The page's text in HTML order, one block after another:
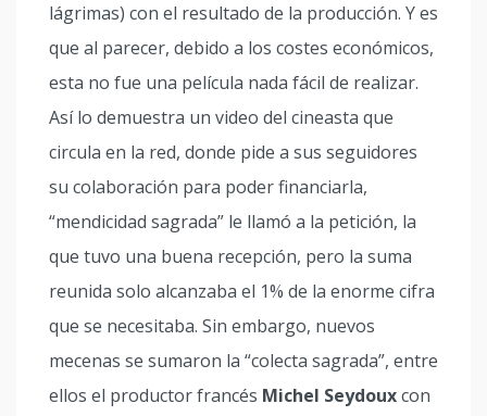
lágrimas) con el resultado de la producción. Y es
que al parecer, debido a los costes económicos,
esta no fue una película nada fácil de realizar.
Así lo demuestra un video del cineasta que
circula en la red, donde pide a sus seguidores
su colaboración para poder financiarla,
“mendicidad sagrada” le llamó a la petición, la
que tuvo una buena recepción, pero la suma
reunida solo alcanzaba el 1% de la enorme cifra
que se necesitaba. Sin embargo, nuevos
mecenas se sumaron la “colecta sagrada”, entre
ellos el productor francés Michel Seydouxcon